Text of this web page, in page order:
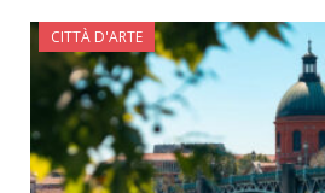
CITTÀ D'ARTE